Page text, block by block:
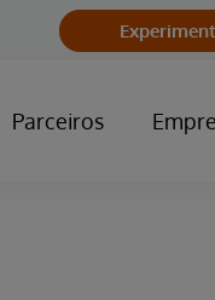
Parceiros